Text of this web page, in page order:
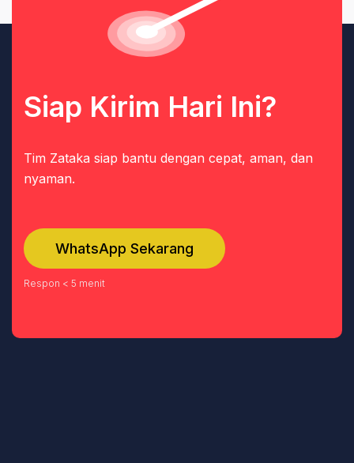
Siap Kirim Hari Ini?
Tim Zataka siap bantu dengan cepat, aman, dan
nyaman.
WhatsApp Sekarang
Respon < 5 menit